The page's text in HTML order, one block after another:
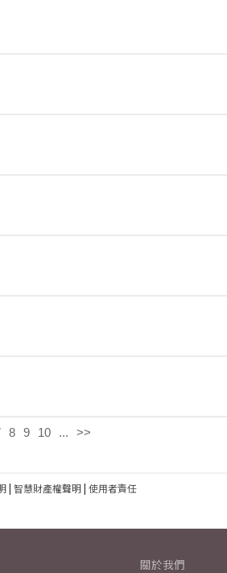
8 9 10 ... >>
| 智慧財產權聲明| 使用者責任
關於我們